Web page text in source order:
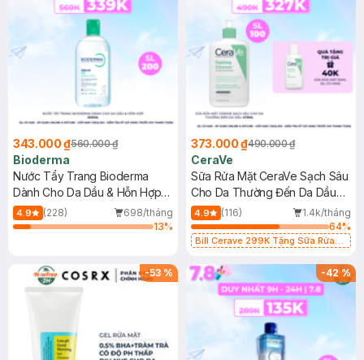
343.000 ₫560.000 ₫
Bioderma
Nước Tẩy Trang Bioderma
Dành Cho Da Dầu & Hỗn Hợp
500ml
4.9 (228)
698/tháng
13%
373.000 ₫490.000 ₫
CeraVe
Sữa Rửa Mặt CeraVe Sạch Sâu
Cho Da Thường Đến Da Dầu
473ml
4.9 (116)
1.4k/tháng
64%
Bill Cerave 299K Tặng Sữa Rửa
-53 % -42%